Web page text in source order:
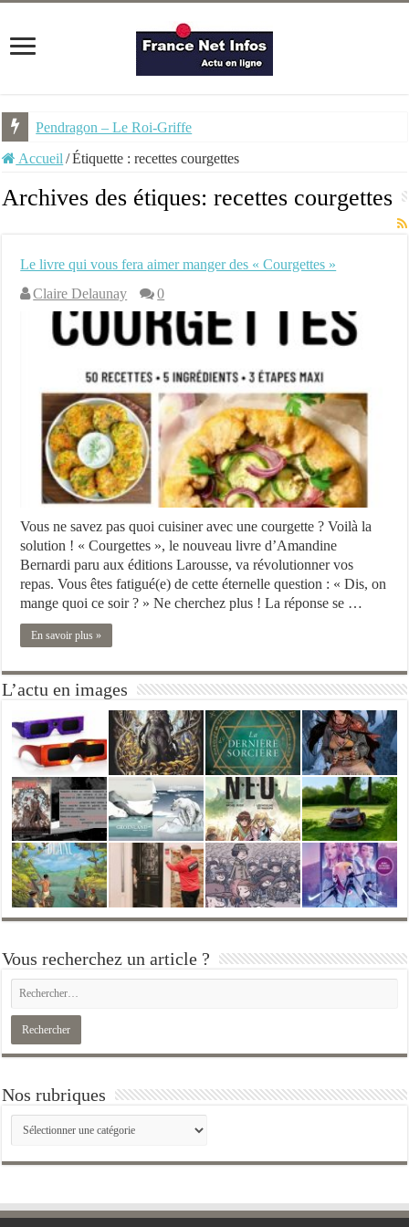
Pendragon – Le Roi-Griffe
Accueil /Étiquette :recettes courgettes
Archives des étiques:recettes courgettes
Le livre qui vous fera aimer manger des « Courgettes »
Claire Delaunay
0
Vous ne savez pas quoi cuisiner avec une courgette ? Voilà la
solution ! « Courgettes », le nouveau livre d’Amandine
Bernardi paru aux éditions Larousse, va révolutionner vos
repas. Vous êtes fatigué(e) de cette éternelle question : « Dis, on
mange quoi ce soir ? » Ne cherchez plus ! La réponse se …
En savoir plus »
L’actu en images
Vous recherchez un article ?
Nos rubriques
Nos
rubriques